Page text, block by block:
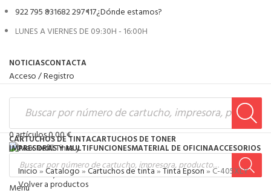
922 795 831682 297 117¿Dónde estamos?
LUNES A VIERNES DE 09:30H - 16:00H
NOTICIASCONTACTA
Acceso / Registro
0artículos0,00€
0artículos0,00€
Menú
CARTUCHOS DE TINTACARTUCHOS DE TONER
IMPRESORAS Y MULTIFUNCIONESMATERIAL DE OFICINAACCESORIOS
Inicio»Catalogo»Cartuchos de tinta»Tinta Epson»C-405XLY
Volver a productos